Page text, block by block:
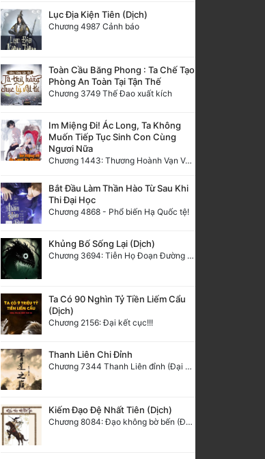
Lục Địa Kiện Tiên (Dịch)
Chương 4987 Cảnh báo
Toàn Cầu Băng Phong : Ta Chế Tạo
Phòng An Toàn Tại Tận Thế
Chương 3749 Thế Đao xuất kích
Im Miệng Đi! Ác Long, Ta Không
Muốn Tiếp Tục Sinh Con Cùng
Ngươi Nữa
Chương 1443: Thương Hoành Vạn Vật (Cuối cùng)
Bắt Đầu Làm Thần Hào Từ Sau Khi
Thi Đại Học
Chương 4868 - Phổ biến Hạ Quốc tệ!
Khủng Bố Sống Lại (Dịch)
Chương 3694: Tiễn Họ Đoạn Đường Cuối - Hoàn
Ta Có 90 Nghìn Tỷ Tiền Liếm Cẩu
(Dịch)
Chương 2156: Đại kết cục!!!
Thanh Liên Chi Đỉnh
Chương 7344 Thanh Liên đỉnh (Đại kết cục) (2) HẾT.
Kiếm Đạo Đệ Nhất Tiên (Dịch)
Chương 8084: Đạo không bờ bến (Đại kết cục) (10)